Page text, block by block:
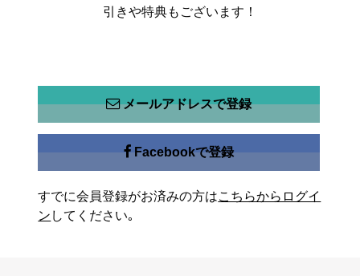
引きや特典もございます！
メールアドレスで登録
Facebookで登録
すでに会員登録がお済みの方はこちらからログイ
ン してください｡